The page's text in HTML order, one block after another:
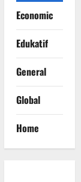
Economic
Edukatif
General
Global
Home